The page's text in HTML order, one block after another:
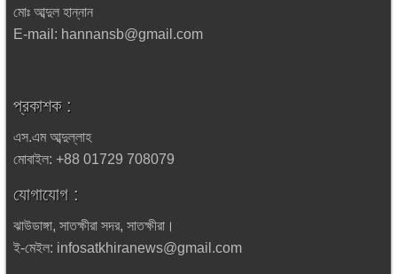
মোঃ আব্দুল হান্নান
E-mail: hannansb@gmail.com
প্রকাশক :
এস.এম আব্দুল্লাহ
মোবাইল: +88 01729 708079
যোগাযোগ :
ঝাউডাঙ্গা, সাতক্ষীরা সদর, সাতক্ষীরা।
ই-মেইল: infosatkhiranews@gmail.com